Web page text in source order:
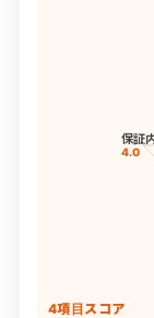
保証
4.0
4項目スコア